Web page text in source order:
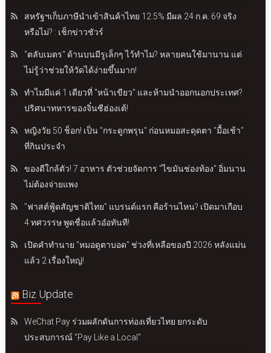
สหรัฐฯเก็บภาษีนำเข้าสินค้าไทย 12.5% มีผล 24 ก.ค. 69 จริง
หรือไม่? : เช็กข่าวชัวร์
"ตลับเมตร" ด้านบนมีรูเล็กๆ ไว้ทำไม? หลายคนใช้มานาน แต่
ไม่รู้ว่าช่วยให้วัดได้ง่ายขึ้นมาก!
ทำไมมีแค่ 1 เดียวที่ "หน้าเขียว" และห้ามนำออกนอกประเทศ?
ปริศนาทหารของจิ๋นซีฮ่องเต้!
หญิงวัย 50 ช็อก! เป็น "กระดูกพรุน" ก่อนหมอสะดุดตา "มื้อเช้า"
ที่กินประจำ
ของดีใกล้ตัว! 7 อาหาร ตัวช่วยจัดการ "ไขมันช่องท้อง" อิ่มนาน
ไม่ต้องจ่ายแพง
"ฟาสต์ฟู้ดสัญชาติไทย" แบรนด์แรก คือร้านไหน? เปิดมาเกือบ
4 ทศวรรษ พูดชื่อแล้วอ๋อทันที!
เปิดคำทำนาย "หมอดูตาบอด" ช่วงที่เหลือของปี 2026 หลังแม่น
แล้ว 2 เรื่องใหญ่!
Biz Update
WeChat Pay ร่วมผลักดันการท่องเที่ยวไทย ยกระดับ
ประสบการณ์ "Pay Like a Local"